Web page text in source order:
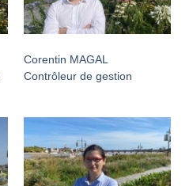
Corentin MAGAL
Contrôleur de gestion